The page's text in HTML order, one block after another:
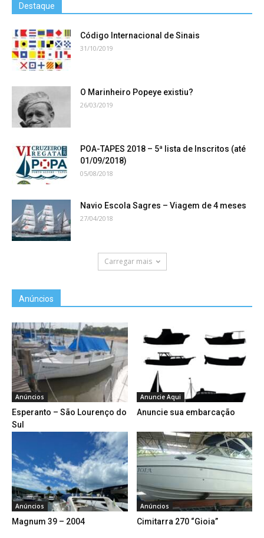
Destaque
Código Internacional de Sinais
31/10/2019
O Marinheiro Popeye existiu?
26/03/2019
POA-TAPES 2018 – 5ª lista de Inscritos (até
01/09/2018)
05/08/2018
Navio Escola Sagres – Viagem de 4 meses
27/04/2018
Carregar mais
Anúncios
Anúncios
Esperanto – São Lourenço do
Sul
Anuncie Aqui
Anuncie sua embarcação
Anúncios
Magnum 39 – 2004
Anúncios
Cimitarra 270 “Gioia”